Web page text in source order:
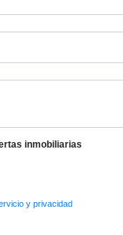
inmobiliarias
y privacidad